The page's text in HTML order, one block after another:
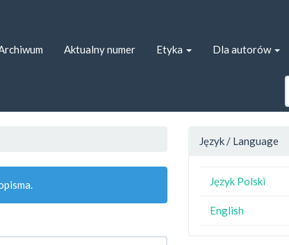
Aktualny numer Etyka Dla autorów
Język / Language
Język Polski
English